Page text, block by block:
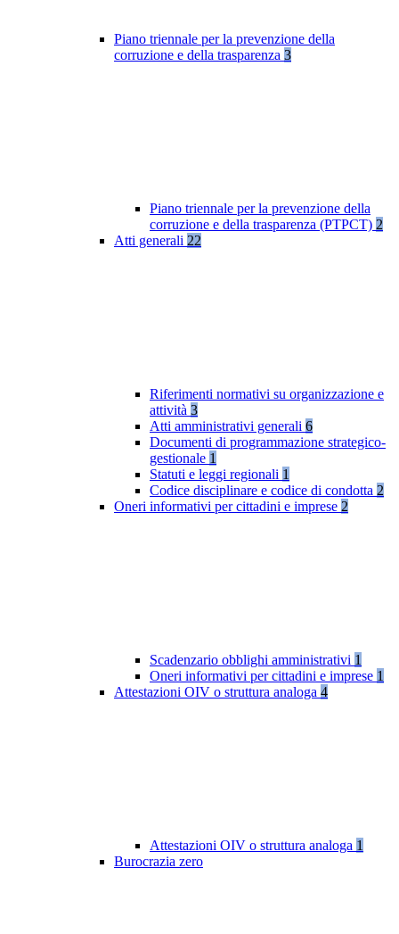
Piano triennale per la prevenzione della
corruzione e della trasparenza 3
Piano triennale per la prevenzione della
corruzione e della trasparenza (PTPCT) 2
Atti generali 22
Riferimenti normativi su organizzazione e
attività 3
Atti amministrativi generali 6
Documenti di programmazione strategico-
gestionale 1
Statuti e leggi regionali 1
Codice disciplinare e codice di condotta 2
Oneri informativi per cittadini e imprese 2
Scadenzario obblighi amministrativi 1
Oneri informativi per cittadini e imprese 1
Attestazioni OIV o struttura analoga 4
Attestazioni OIV o struttura analoga 1
Burocrazia zero